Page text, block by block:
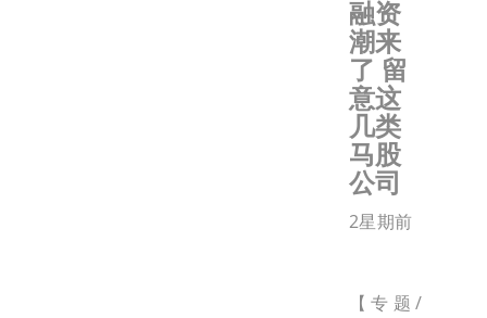
融资
潮来
了 留
意这
几类
马股
公司
2星期前
【专题/